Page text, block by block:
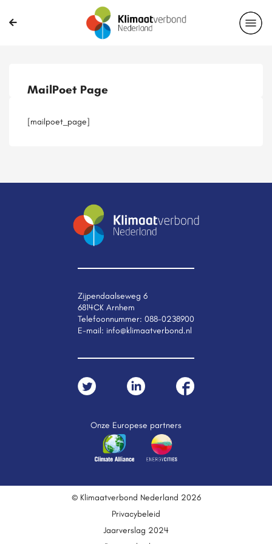
Casussen
MailPoet Page
[mailpoet_page]
Zijpendaalseweg 6
6814CK Arnhem
Telefoonnummer: 088-0238900
E-mail: info@klimaatverbond.nl
Onze Europese partners
© Klimaatverbond Nederland 2026
Privacybeleid
Jaarverslag 2024